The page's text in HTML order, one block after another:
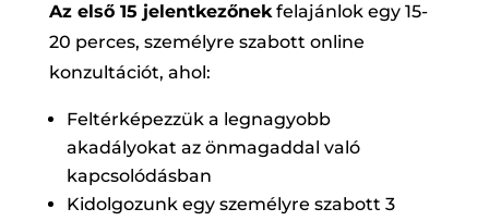
Az első 15 jelentkezőnekfelajánlok egy 15-
20 perces, személyre szabott online
konzultációt, ahol:
Feltérképezzük a legnagyobb
akadályokat az önmagaddal való
kapcsolódásban
Kidolgozunk egy személyre szabott 3